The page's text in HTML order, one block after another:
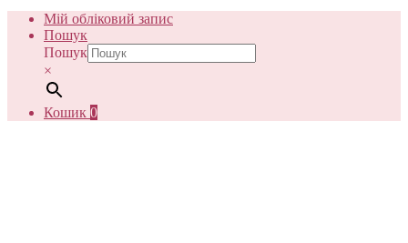
Мій обліковий запис
Пошук
Пошук
×
Кошик 0